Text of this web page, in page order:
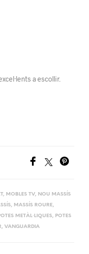
a escollir.
, MOBLES TV, NOU MASSÍS
, MASSÍS ROURE,
METÀL·LIQUES, POTES
, VANGUARDIA